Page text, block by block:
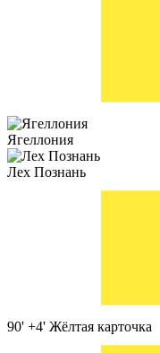
Ягеллония
Лех Познань
90' +4' Жёлтая карточка